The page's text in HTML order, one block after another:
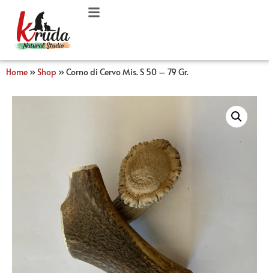
Home »Shop »Corno di Cervo Mis. S 50 – 79 Gr.